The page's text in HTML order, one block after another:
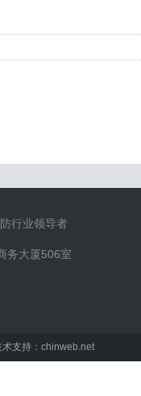
行业领导者
务大厦506室
术支持：chinweb.net